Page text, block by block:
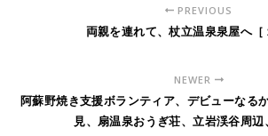
PREVIOUS
両親を連れて、杖立温泉泉屋へ［
NEWER
阿蘇野焼き支援ボランティア、デビューなる
見、扇温泉おうぎ荘、立岩渓谷周辺